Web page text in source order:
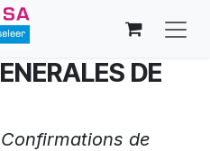
DE
de